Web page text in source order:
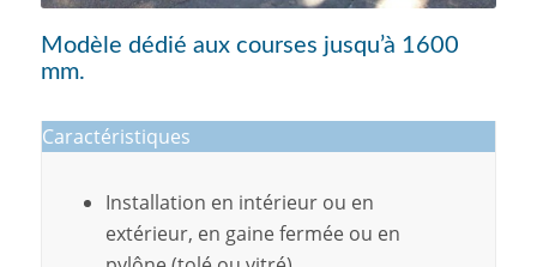
Modèle dédié aux courses jusqu’à 1600
mm.
Caractéristiques
Installation en intérieur ou en
extérieur, en gaine fermée ou en